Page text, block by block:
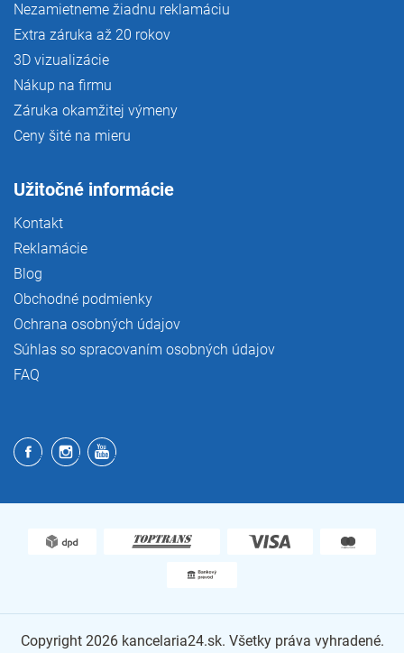
Nezamietneme žiadnu reklamáciu
Extra záruka až 20 rokov
3D vizualizácie
Nákup na firmu
Záruka okamžitej výmeny
Ceny šité na mieru
Užitočné informácie
Kontakt
Reklamácie
Blog
Obchodné podmienky
Ochrana osobných údajov
Súhlas so spracovaním osobných údajov
FAQ
Copyright 2026 kancelaria24.sk. Všetky práva vyhradené.